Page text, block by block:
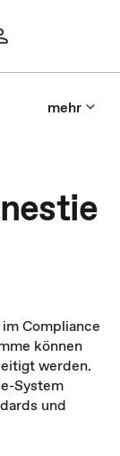
mehr
Compliance
können
werden.
System
und